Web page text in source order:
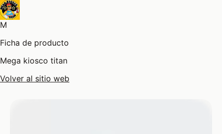
M
Ficha de producto
Mega kiosco titan
Volver al sitio web